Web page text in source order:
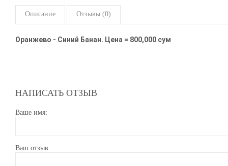
Описание Отзывы (0)
Оранжево - Синий Банан. Цена = 800,000 сум
НАПИСАТЬ ОТЗЫВ
Ваше имя:
Ваш отзыв: